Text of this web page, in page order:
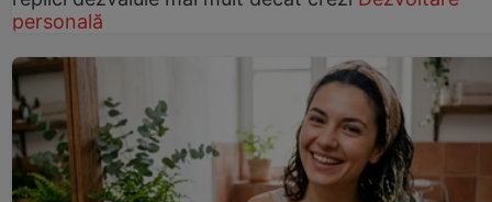
personală